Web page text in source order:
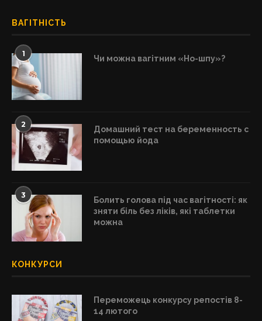
ВАГІТНІСТЬ
1 Чи можна вагітним «Но-шпу»?
2
Домашний тест на беременность с
помощью йода
3
Болить голова під час вагітності: як
зняти біль без ліків, які таблетки
можна
КОНКУРСИ
Переможець конкурсу репостів 8-
14 лютого